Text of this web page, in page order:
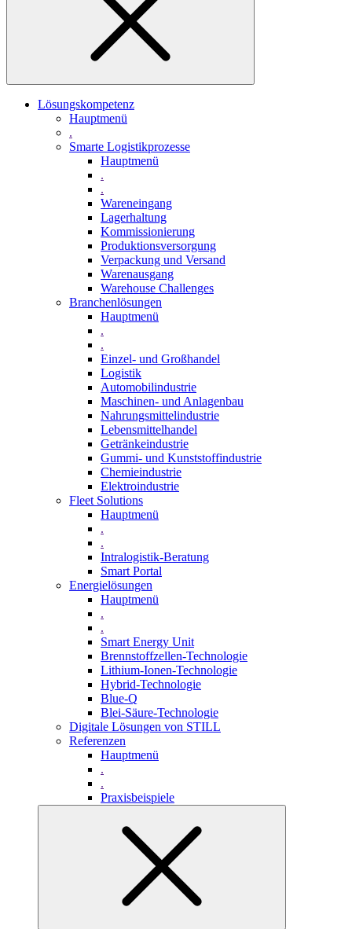
Lösungskompetenz
Hauptmenü
.
Smarte Logistikprozesse
Hauptmenü
.
.
Wareneingang
Lagerhaltung
Kommissionierung
Produktionsversorgung
Verpackung und Versand
Warenausgang
Warehouse Challenges
Branchenlösungen
Hauptmenü
.
.
Einzel- und Großhandel
Logistik
Automobilindustrie
Maschinen- und Anlagenbau
Nahrungsmittelindustrie
Lebensmittelhandel
Getränkeindustrie
Gummi­- und Kunststoffindustrie
Chemieindustrie
Elektroindustrie
Fleet Solutions
Hauptmenü
.
.
Intralogistik-Beratung
Smart Portal
Energielösungen
Hauptmenü
.
.
Smart Energy Unit
Brennstoffzellen-Technologie
Lithium-Ionen-Technologie
Hybrid-Technologie
Blue-Q
Blei-Säure-Technologie
Digitale Lösungen von STILL
Referenzen
Hauptmenü
.
.
Praxisbeispiele